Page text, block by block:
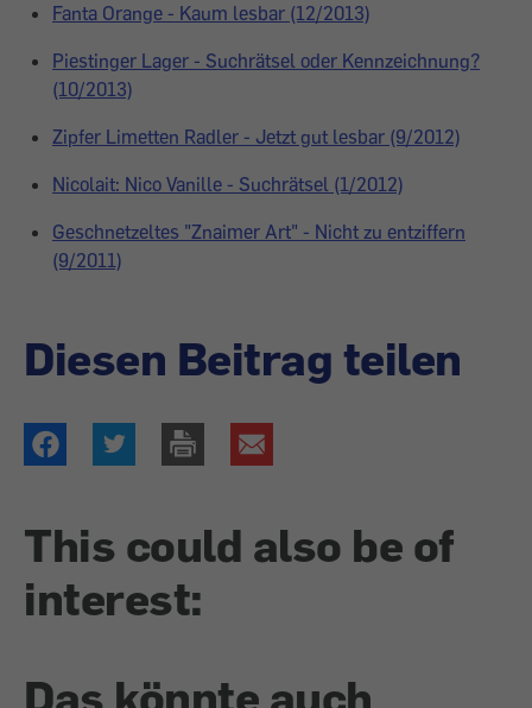
Fanta Orange - Kaum lesbar (12/2013)
Piestinger Lager - Suchrätsel oder Kennzeichnung?
(10/2013)
Zipfer Limetten Radler - Jetzt gut lesbar (9/2012)
Nicolait: Nico Vanille - Suchrätsel (1/2012)
Geschnetzeltes "Znaimer Art" - Nicht zu entziffern
(9/2011)
Diesen Beitrag teilen
This could also be of
interest:
Das könnte auch